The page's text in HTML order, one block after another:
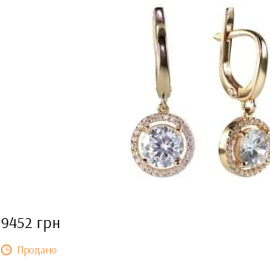
9452 грн
Продано